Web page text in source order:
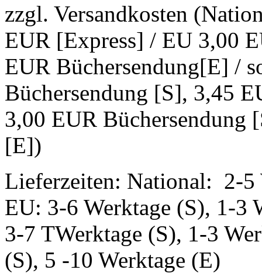
zzgl. Versandkosten
EUR [Express] / EU 3,00
EUR Büchersendung[E] /
Büchersendung [S], 3,45
3,00 EUR Büchersendung
[E])
Lieferzeiten: National: 2-5
EU: 3-6 Werktage (S), 1-3
3-7 TWerktage (S), 1-3
(S), 5 -10 Werktage (E)